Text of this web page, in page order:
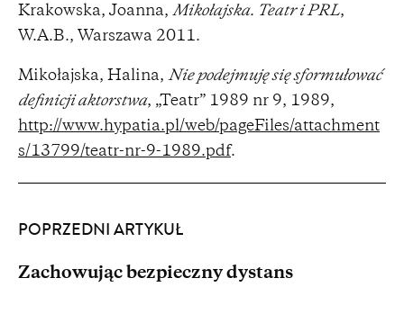
Krakowska, Joanna, Mikołajska. Teatr i PRL,
W.A.B., Warszawa 2011.
Mikołajska, Halina, Nie podejmuję się sformułować
definicji aktorstwa, „Teatr” 1989 nr 9, 1989,
http://www.hypatia.pl/web/pageFiles/attachment
s/13799/teatr-nr-9-1989.pdf.
POPRZEDNI ARTYKUŁ
Zachowując bezpieczny dystans